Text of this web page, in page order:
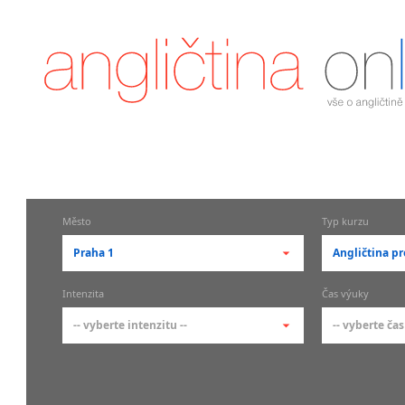
Město
Praha 1
-- vyberte město --
pražské městské části
Typ kurzu
Angličtina
-- vyberte
Intenzita
-- vyberte intenzitu --
Čas výuky
-- vyberte